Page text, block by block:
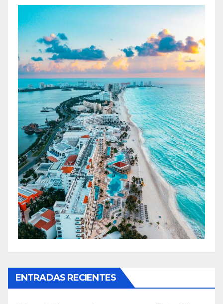
ENTRADAS RECIENTES